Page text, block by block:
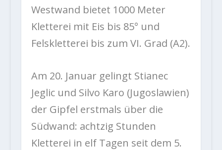
Westwand bietet 1000 Meter
Kletterei mit Eis bis 85° und
Felskletterei bis zum VI. Grad (A2).
Am 20. Januar gelingt Stianec
Jeglic und Silvo Karo (Jugoslawien)
der Gipfel erstmals über die
Südwand: achtzig Stunden
Kletterei in elf Tagen seit dem 5.